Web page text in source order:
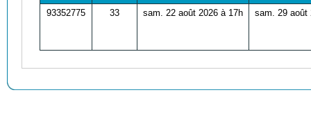
93352775
33 sam. 22 août 2026 à 17h sam. 29 août